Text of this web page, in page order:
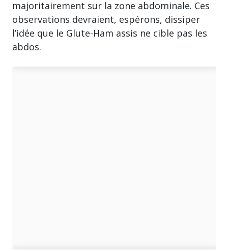
majoritairement sur la zone abdominale. Ces
observations devraient, espérons, dissiper
l’idée que le Glute-Ham assis ne cible pas les
abdos.